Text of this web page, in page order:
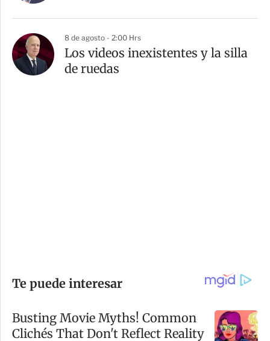
8 de agosto - 2:00 Hrs
Los videos inexistentes y la silla
de ruedas